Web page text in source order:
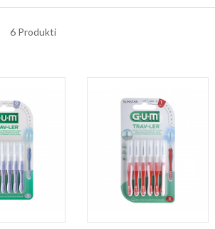
Saraksts
6 Produkti